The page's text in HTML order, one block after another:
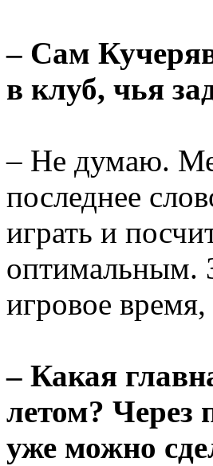
– Сам
в клуб, чья
– Не думаю.
последнее
играть и
оптимальным.
игровое
– Какая
летом? Через
уже можно